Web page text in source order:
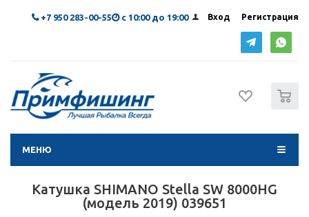
Вход Регистрация
+7 950 283-00-55 с 10:00 до 19:00
МЕНЮ
Катушка SHIMANO Stella SW 8000HG
(модель 2019) 039651